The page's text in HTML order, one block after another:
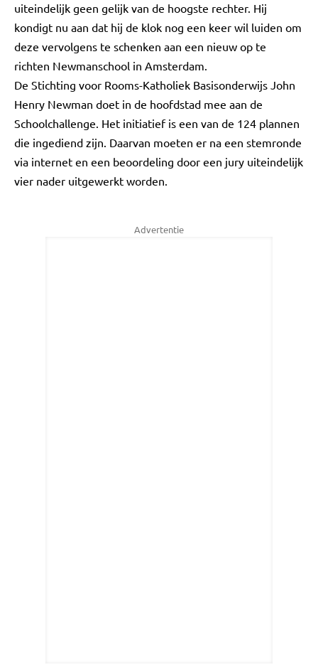
uiteindelijk geen gelijk van de hoogste rechter. Hij
kondigt nu aan dat hij de klok nog een keer wil luiden om
deze vervolgens te schenken aan een nieuw op te
richten Newmanschool in Amsterdam.
De Stichting voor Rooms-Katholiek Basisonderwijs John
Henry Newman doet in de hoofdstad mee aan de
Schoolchallenge. Het initiatief is een van de 124 plannen
die ingediend zijn. Daarvan moeten er na een stemronde
via internet en een beoordeling door een jury uiteindelijk
vier nader uitgewerkt worden.
Advertentie